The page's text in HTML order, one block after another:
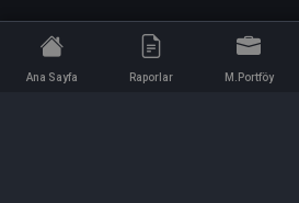
Ana Sayfa Raporlar M.Portföy